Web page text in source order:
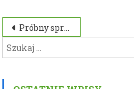
Nawigacja
wpisu
Próbny sprawdzian